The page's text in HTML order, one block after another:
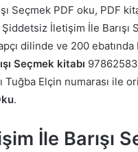
Seçmek PDF oku, PDF
İletişim İle
dilinde ve 200 ebatında
Seçmek kitabı
Tuğba Elçin numarası
.
İle Barışı